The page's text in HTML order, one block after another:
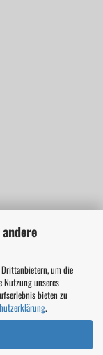
um die
Nutzung unseres
bieten zu
.